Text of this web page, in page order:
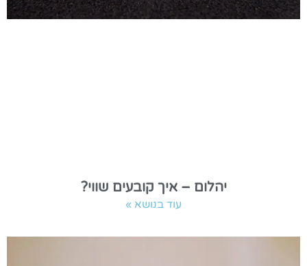
יהלום – איך קובעים שווי?
עוד בנושא »